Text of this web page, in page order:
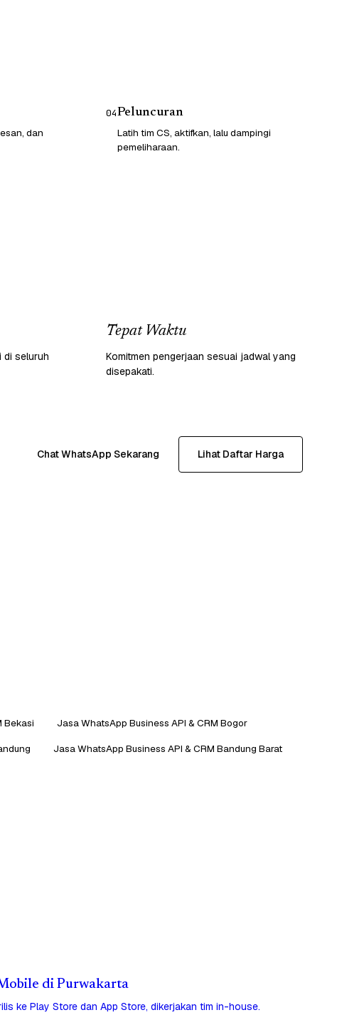
dan
04Peluncuran
Latih tim CS, aktifkan, lalu dampingi
pemeliharaan.
di seluruh
Tepat Waktu
Komitmen pengerjaan sesuai jadwal yang
disepakati.
Chat WhatsApp Sekarang Lihat Daftar Harga
Bekasi
Jasa WhatsApp Business API & CRM Bogor
Jasa WhatsApp Business API & CRM Bandung Barat
di Purwakarta
ke Play Store dan App Store, dikerjakan tim in-house.